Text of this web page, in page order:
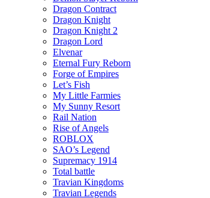
Dragon Contract
Dragon Knight
Dragon Knight 2
Dragon Lord
Elvenar
Eternal Fury Reborn
Forge of Empires
Let’s Fish
My Little Farmies
My Sunny Resort
Rail Nation
Rise of Angels
ROBLOX
SAO’s Legend
Supremacy 1914
Total battle
Travian Kingdoms
Travian Legends